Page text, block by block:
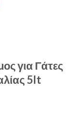
για Γάτες
5lt